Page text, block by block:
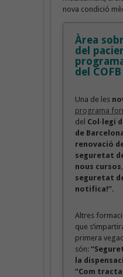
nova condició
Àrea
del
del COFB
Una de les
programa
del Col·legi
de
renovació
seguretat
nous cursos
seguretat
notifica!”.
Altres
que
primera
són:
la
“Com